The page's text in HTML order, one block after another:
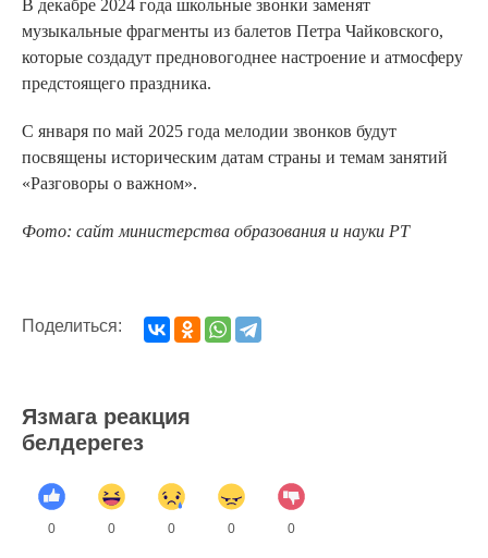
В декабре 2024 года школьные звонки заменят
музыкальные фрагменты из балетов Петра Чайковского,
которые создадут предновогоднее настроение и атмосферу
предстоящего праздника.
С января по май 2025 года мелодии звонков будут
посвящены историческим датам страны и темам занятий
«Разговоры о важном».
Фото: сайт министерства образования и науки РТ
Поделиться:
Язмага реакция
белдерегез
0 0 0 0 0